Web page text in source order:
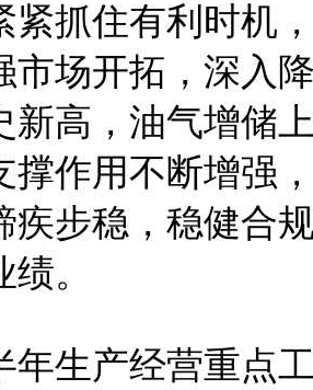
紧抓住有利时机
市场开拓，深入
新高，油气增储
撑作用不断增强
疾步稳，稳健合
。
年生产经营重点